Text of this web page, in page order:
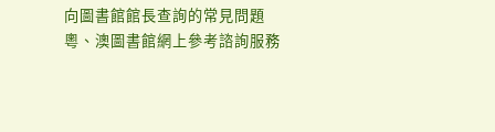
向圖書館館長查詢的常見問題
粵、澳圖書館網上參考諮詢服務